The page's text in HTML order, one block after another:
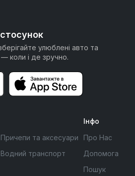
улюблені авто та
коли і де зручно.
Причепи та аксесуари
Водний транспорт
Інфо
Про Нас
Допомога
Пошук